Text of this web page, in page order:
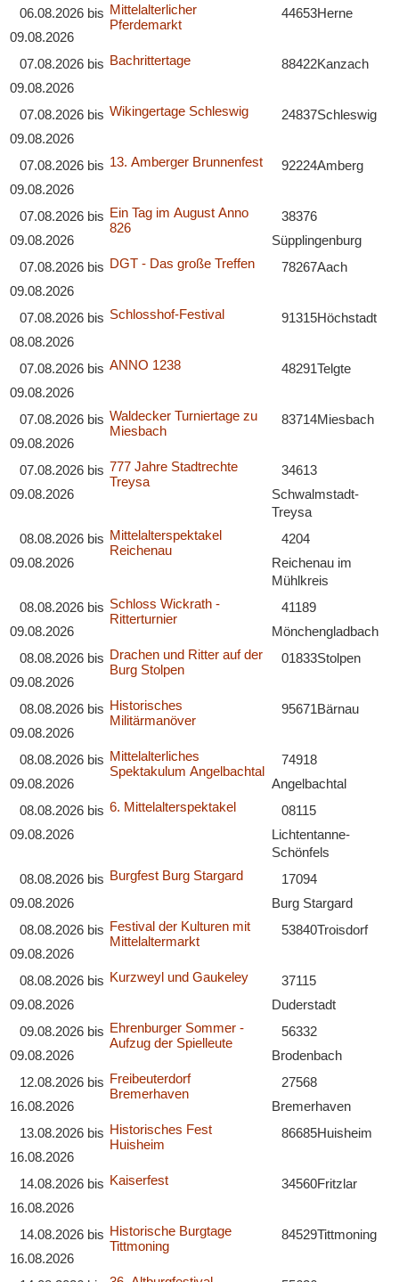
06.08.2026 bis
09.08.2026
Mittelalterlicher
Pferdemarkt
44653Herne
07.08.2026 bis
09.08.2026
Bachrittertage 88422Kanzach
07.08.2026 bis
09.08.2026
Wikingertage Schleswig 24837Schleswig
07.08.2026 bis
09.08.2026
13. Amberger Brunnenfest 92224Amberg
07.08.2026 bis
09.08.2026
Ein Tag im August Anno
826
38376
Süpplingenburg
07.08.2026 bis
09.08.2026
DGT - Das große Treffen 78267Aach
07.08.2026 bis
08.08.2026
Schlosshof-Festival 91315Höchstadt
07.08.2026 bis
09.08.2026
ANNO 1238 48291Telgte
07.08.2026 bis
09.08.2026
Waldecker Turniertage zu
Miesbach
83714Miesbach
07.08.2026 bis
09.08.2026
777 Jahre Stadtrechte
Treysa
34613
Schwalmstadt-
Treysa
08.08.2026 bis
09.08.2026
Mittelalterspektakel
Reichenau
4204
Reichenau im
Mühlkreis
08.08.2026 bis
09.08.2026
Schloss Wickrath -
Ritterturnier
41189
Mönchengladbach
08.08.2026 bis
09.08.2026
Drachen und Ritter auf der
Burg Stolpen
01833Stolpen
08.08.2026 bis
09.08.2026
Historisches
Militärmanöver
95671Bärnau
08.08.2026 bis
09.08.2026
Mittelalterliches
Spektakulum Angelbachtal
74918
Angelbachtal
08.08.2026 bis
09.08.2026
6. Mittelalterspektakel
08115
Lichtentanne-
Schönfels
08.08.2026 bis
09.08.2026
Burgfest Burg Stargard
17094
Burg Stargard
08.08.2026 bis
09.08.2026
Festival der Kulturen mit
Mittelaltermarkt
53840Troisdorf
08.08.2026 bis
09.08.2026
Kurzweyl und Gaukeley
37115
Duderstadt
09.08.2026 bis
09.08.2026
Ehrenburger Sommer -
Aufzug der Spielleute
56332
Brodenbach
12.08.2026 bis
16.08.2026
Freibeuterdorf
Bremerhaven
27568
Bremerhaven
13.08.2026 bis
16.08.2026
Historisches Fest
Huisheim
86685Huisheim
14.08.2026 bis
16.08.2026
Kaiserfest 34560Fritzlar
14.08.2026 bis
16.08.2026
Historische Burgtage
Tittmoning
84529Tittmoning